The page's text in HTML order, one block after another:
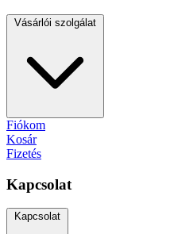
Vásárlói szolgálat
Fiókom
Kosár
Fizetés
Kapcsolat
Kapcsolat